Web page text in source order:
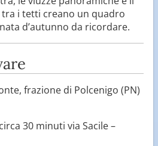
i tetti creano un quadro
d’autunno da ricordare.
frazione di Polcenigo (PN)
30 minuti via Sacile –